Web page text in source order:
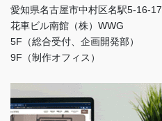
愛知県名古屋市中村区名駅5-16-17
花車ビル南館（株）WWG
5F（総合受付、企画開発部）
9F（制作オフィス）